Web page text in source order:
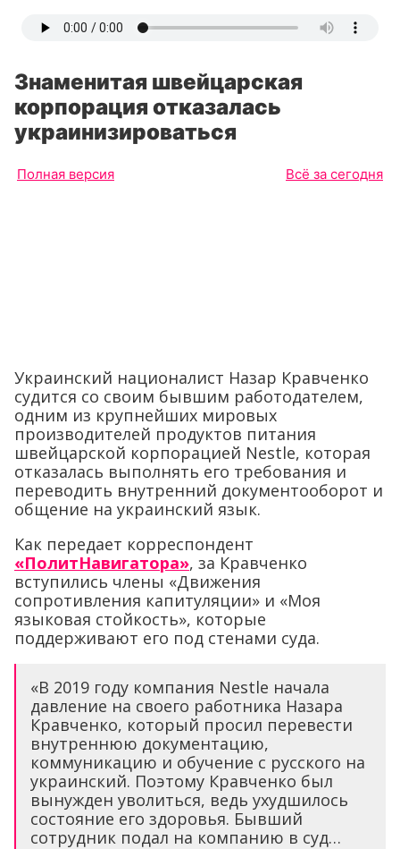
Знаменитая швейцарская
корпорация отказалась
украинизироваться
Полная версия Всё за сегодня
Украинский националист Назар Кравченко
судится со своим бывшим работодателем,
одним из крупнейших мировых
производителей продуктов питания
швейцарской корпорацией Nestle, которая
отказалась выполнять его требования и
переводить внутренний документооборот и
общение на украинский язык.
Как передает корреспондент
«ПолитНавигатора», за Кравченко
вступились члены «Движения
сопротивления капитуляции» и «Моя
языковая стойкость», которые
поддерживают его под стенами суда.
«В 2019 году компания Nestle начала
давление на своего работника Назара
Кравченко, который просил перевести
внутреннюю документацию,
коммуникацию и обучение с русского на
украинский. Поэтому Кравченко был
вынужден уволиться, ведь ухудшилось
состояние его здоровья. Бывший
сотрудник подал на компанию в суд…